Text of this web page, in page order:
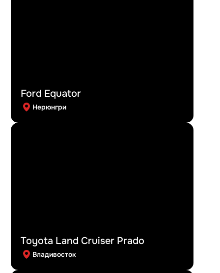
Ford Equator
Нерюнгри
Toyota Land Cruiser Prado
Владивосток